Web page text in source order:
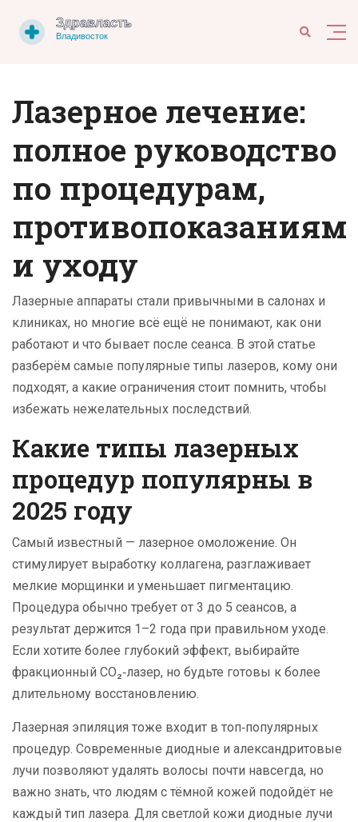
Лазерное лечение:
полное руководство
по процедурам,
противопоказаниям
и уходу
Лазерные аппараты стали привычными в салонах и
клиниках, но многие всё ещё не понимают, как они
работают и что бывает после сеанса. В этой статье
разберём самые популярные типы лазеров, кому они
подходят, а какие ограничения стоит помнить, чтобы
избежать нежелательных последствий.
Какие типы лазерных
процедур популярны в
2025 году
Самый известный — лазерное омоложение. Он
стимулирует выработку коллагена, разглаживает
мелкие морщинки и уменьшает пигментацию.
Процедура обычно требует от 3 до 5 сеансов, а
результат держится 1–2 года при правильном уходе.
Если хотите более глубокий эффект, выбирайте
фракционный CO₂‑лазер, но будьте готовы к более
длительному восстановлению.
Лазерная эпиляция тоже входит в топ‑популярных
процедур. Современные диодные и александритовые
лучи позволяют удалять волосы почти навсегда, но
важно знать, что людям с тёмной кожей подойдёт не
каждый тип лазера. Для светлой кожи диодные лучи